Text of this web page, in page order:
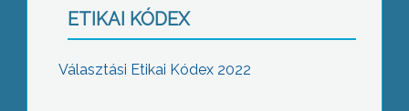
ETIKAI KÓDEX
Választási Etikai Kódex 2022